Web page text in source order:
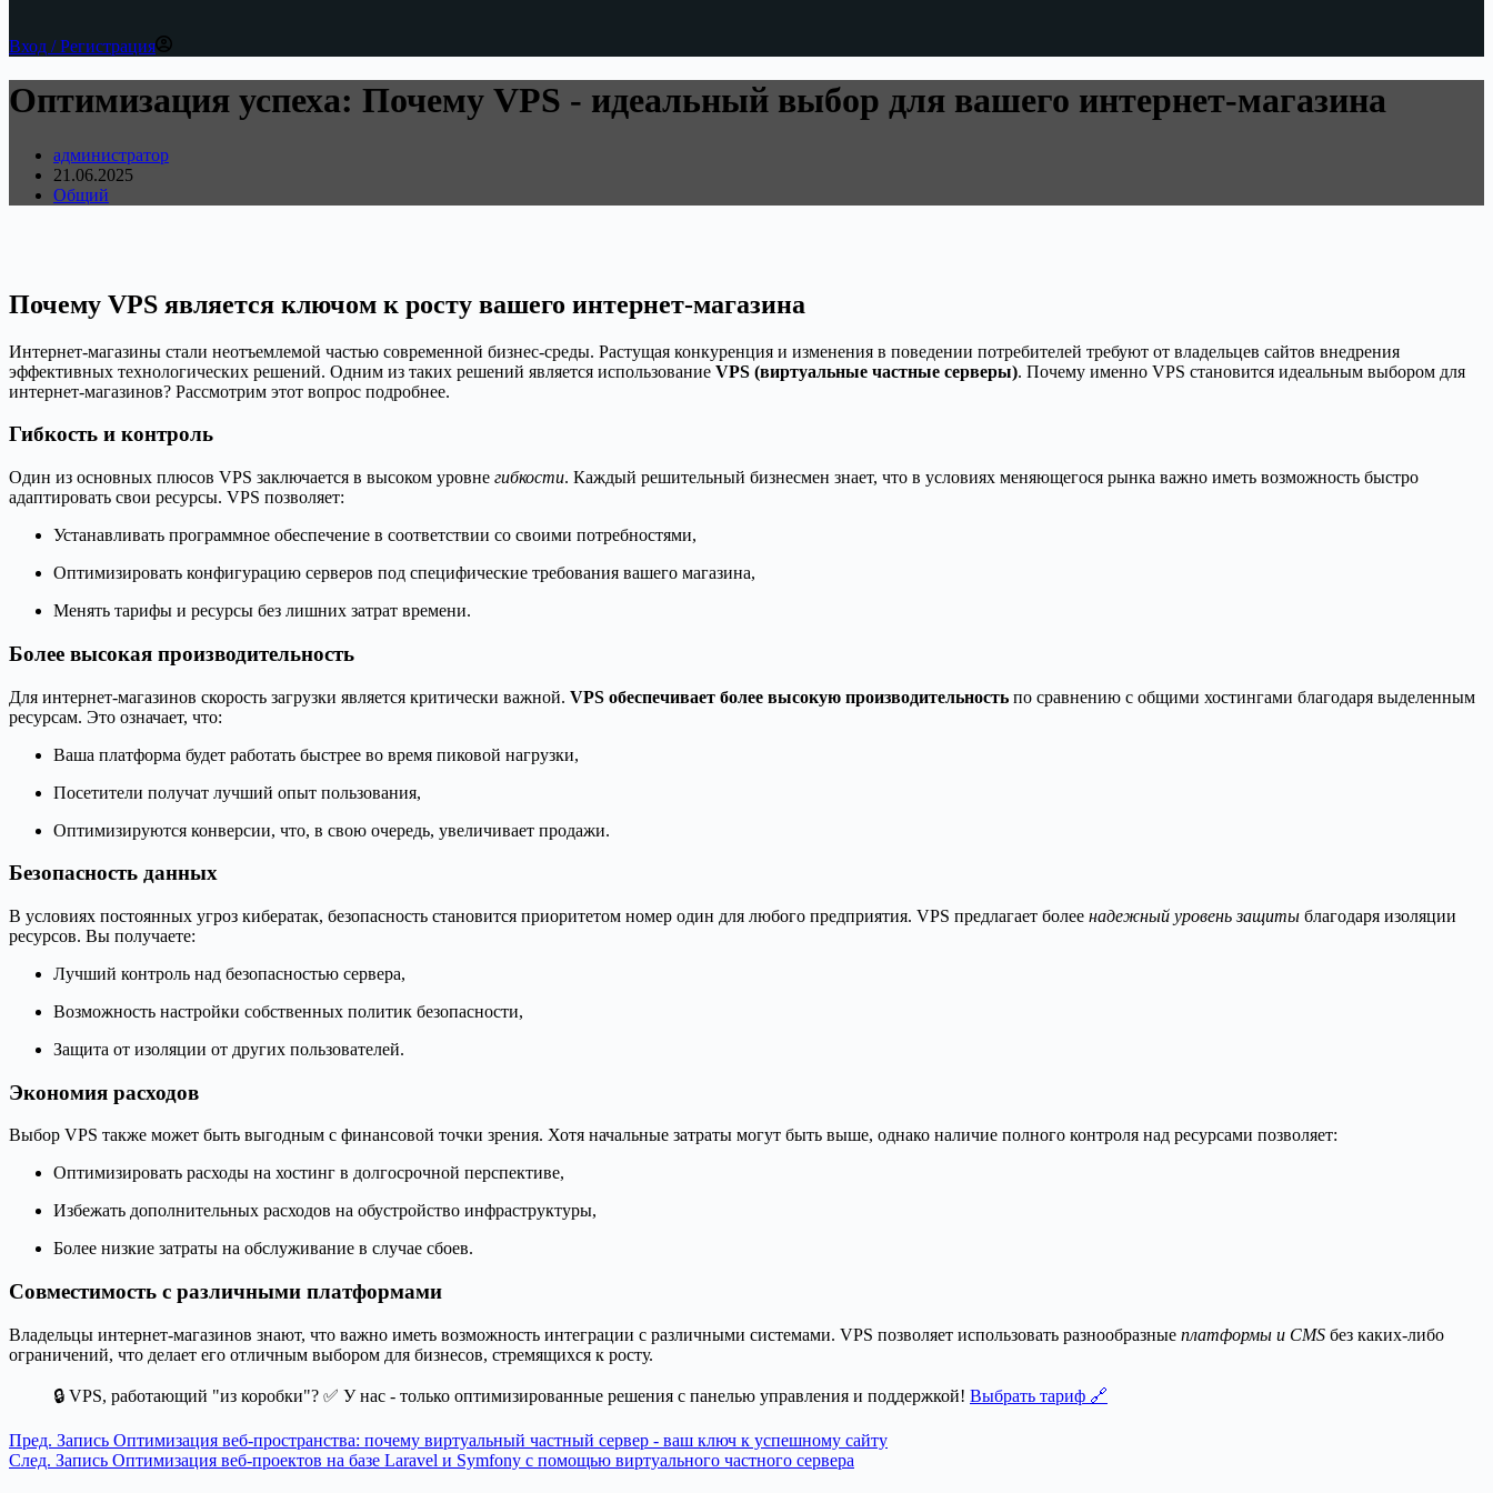
Вход / Регистрация
Оптимизация успеха: Почему VPS - идеальный выбор для вашего интернет-магазина
администратор
21.06.2025
Общий
Почему VPS является ключом к росту вашего интернет-магазина
Интернет-магазины стали неотъемлемой частью современной бизнес-среды. Растущая конкуренция и изменения в поведении потребителей требуют от владельцев сайтов внедрения
эффективных технологических решений. Одним из таких решений является использование VPS (виртуальные частные серверы). Почему именно VPS становится идеальным выбором для
интернет-магазинов? Рассмотрим этот вопрос подробнее.
Гибкость и контроль
Один из основных плюсов VPS заключается в высоком уровне гибкости. Каждый решительный бизнесмен знает, что в условиях меняющегося рынка важно иметь возможность быстро
адаптировать свои ресурсы. VPS позволяет:
Устанавливать программное обеспечение в соответствии со своими потребностями,
Оптимизировать конфигурацию серверов под специфические требования вашего магазина,
Менять тарифы и ресурсы без лишних затрат времени.
Более высокая производительность
Для интернет-магазинов скорость загрузки является критически важной. VPS обеспечивает более высокую производительность по сравнению с общими хостингами благодаря выделенным
ресурсам. Это означает, что:
Ваша платформа будет работать быстрее во время пиковой нагрузки,
Посетители получат лучший опыт пользования,
Оптимизируются конверсии, что, в свою очередь, увеличивает продажи.
Безопасность данных
В условиях постоянных угроз кибератак, безопасность становится приоритетом номер один для любого предприятия. VPS предлагает более надежный уровень защиты благодаря изоляции
ресурсов. Вы получаете:
Лучший контроль над безопасностью сервера,
Возможность настройки собственных политик безопасности,
Защита от изоляции от других пользователей.
Экономия расходов
Выбор VPS также может быть выгодным с финансовой точки зрения. Хотя начальные затраты могут быть выше, однако наличие полного контроля над ресурсами позволяет:
Оптимизировать расходы на хостинг в долгосрочной перспективе,
Избежать дополнительных расходов на обустройство инфраструктуры,
Более низкие затраты на обслуживание в случае сбоев.
Совместимость с различными платформами
Владельцы интернет-магазинов знают, что важно иметь возможность интеграции с различными системами. VPS позволяет использовать разнообразные платформы и CMS без каких-либо
ограничений, что делает его отличным выбором для бизнесов, стремящихся к росту.
🔒 VPS, работающий "из коробки"? ✅ У нас - только оптимизированные решения с панелью управления и поддержкой! Выбрать тариф 🔗
Пред. Запись Оптимизация веб-пространства: почему виртуальный частный сервер - ваш ключ к успешному сайту
След. Запись Оптимизация веб-проектов на базе Laravel и Symfony с помощью виртуального частного сервера